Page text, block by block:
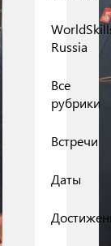
Russia
Все
рубрики
Встречи
Даты